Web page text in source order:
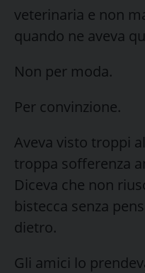
veterinaria e non
quando ne aveva
Non per moda.
Per convinzione.
Aveva visto troppi
troppa sofferenza
Diceva che non
bistecca senza
dietro.
Gli amici lo